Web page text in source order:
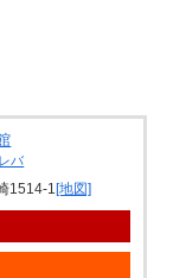
バ
1514-1 [地図]